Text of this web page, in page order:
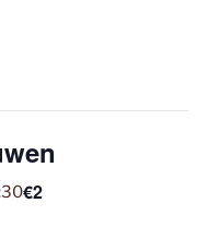
€2